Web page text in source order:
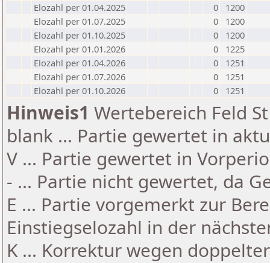
Elozahl per 01.04.2025
0
1200
Elozahl per 01.07.2025
0
1200
Elozahl per 01.10.2025
0
1200
Elozahl per 01.01.2026
0
1225
Elozahl per 01.04.2026
0
1251
Elozahl per 01.07.2026
0
1251
Elozahl per 01.10.2026
0 1251
Hinweis1 Wertebereich Feld
blank ... Partie gewertet in
V ... Partie gewertet in
- ... Partie nicht gewertet, da
E ... Partie vorgemerkt zur
Einstiegselozahl in der
K ... Korrektur wegen